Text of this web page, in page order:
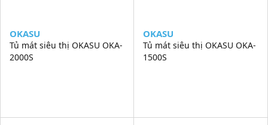
OKASU
Tủ mát siêu thị OKASU OKA-
2000S
OKASU
Tủ mát siêu thị OKASU OKA-
1500S